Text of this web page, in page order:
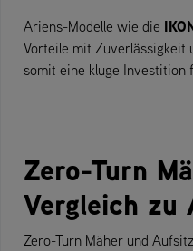
Ariens-Modelle wie die
Vorteile mit Zuverlässigkeit
somit eine kluge Investition
Zero-Turn
Vergleich zu
Zero-Turn Mäher und